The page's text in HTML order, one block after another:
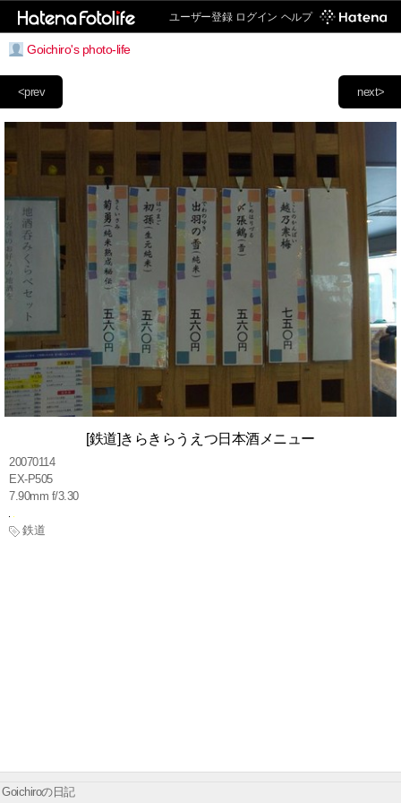
ユーザー登録 ログイン ヘルプ
Goichiro's photo-life
next>
<prev
[鉄道]きらきらうえつ日本酒メニュー
20070114
EX-P505
7.90mm f/3.30
鉄道
Goichiroの日記